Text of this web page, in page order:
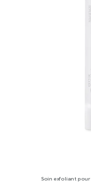
Soin exfoliant pour